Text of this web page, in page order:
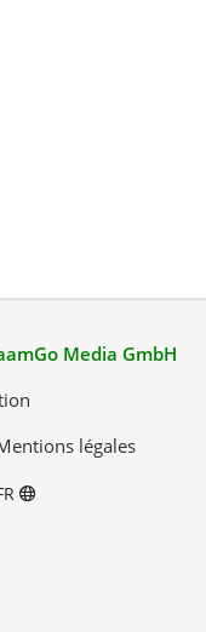
Media GmbH
légales